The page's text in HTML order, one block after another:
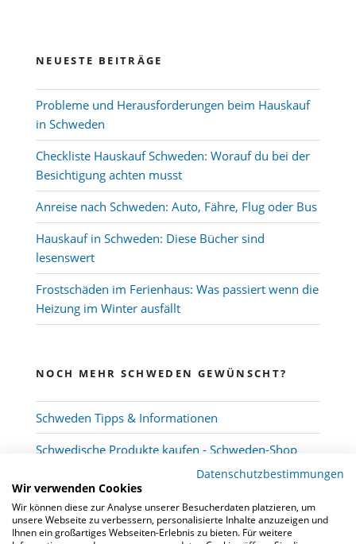
NEUESTE BEITRÄGE
Probleme und Herausforderungen beim Hauskauf
in Schweden
Checkliste Hauskauf Schweden: Worauf du bei der
Besichtigung achten musst
Anreise nach Schweden: Auto, Fähre, Flug oder Bus
Hauskauf in Schweden: Diese Bücher sind
lesenswert
Frostschäden im Ferienhaus: Was passiert wenn die
Heizung im Winter ausfällt
NOCH MEHR SCHWEDEN GEWÜNSCHT?
Schweden Tipps & Informationen
Schwedische Produkte kaufen - Schweden-Shop
Datenschutzbestimmungen
Wir verwenden Cookies
Wir können diese zur Analyse unserer Besucherdaten platzieren, um
unsere Webseite zu verbessern, personalisierte Inhalte anzuzeigen und
Ihnen ein großartiges Webseiten-Erlebnis zu bieten. Für weitere